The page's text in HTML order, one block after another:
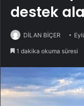
destek
DİLAN BİÇER
1 dakika okuma süresi